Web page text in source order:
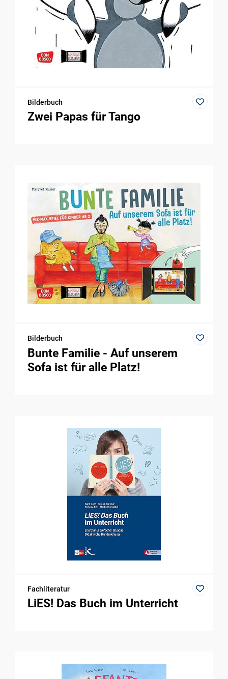
Bilderbuch
Zwei Papas für Tango
Bilderbuch
Bunte Familie - Auf unserem
Sofa ist für alle Platz!
Fachliteratur
LiES! Das Buch im Unterricht